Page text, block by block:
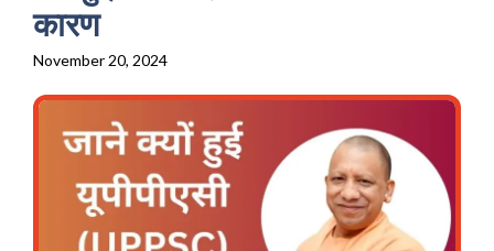
कारण
November 20, 2024